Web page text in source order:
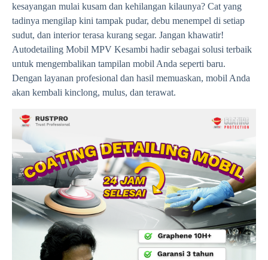
kesayangan mulai kusam dan kehilangan kilaunya? Cat yang
tadinya mengilap kini tampak pudar, debu menempel di setiap
sudut, dan interior terasa kurang segar. Jangan khawatir!
Autodetailing Mobil MPV Kesambi hadir sebagai solusi terbaik
untuk mengembalikan tampilan mobil Anda seperti baru.
Dengan layanan profesional dan hasil memuaskan, mobil Anda
akan kembali kinclong, mulus, dan terawat.